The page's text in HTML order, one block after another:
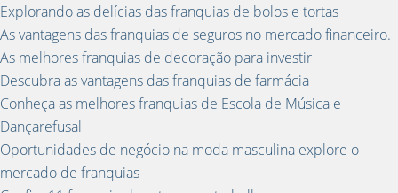
Explorando as delícias das franquias de bolos e tortas
As vantagens das franquias de seguros no mercado financeiro.
As melhores franquias de decoração para investir
Descubra as vantagens das franquias de farmácia
Conheça as melhores franquias de Escola de Música e
Dançarefusal
Oportunidades de negócio na moda masculina explore o
mercado de franquias